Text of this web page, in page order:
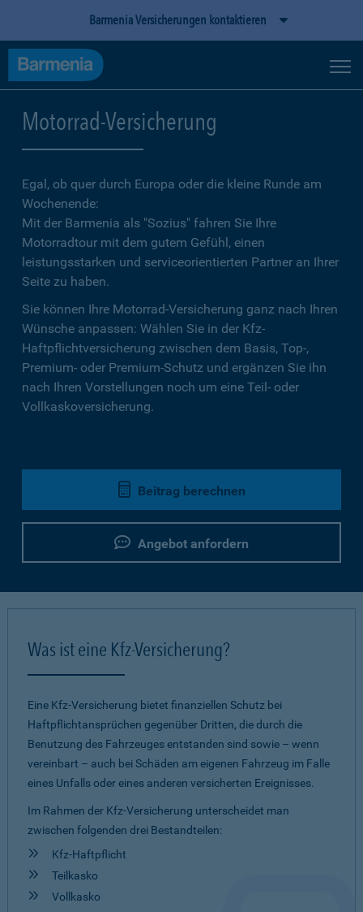
Barmenia Versicherungen kontaktieren
Motorrad-Versicherung
Egal, ob quer durch Europa oder die kleine Runde am
Wochenende:
Mit der Barmenia als "Sozius" fahren Sie Ihre
Motorradtour mit dem gutem Gefühl, einen
leistungsstarken und serviceorientierten Partner an Ihrer
Seite zu haben.
Sie können Ihre Motorrad-Versicherung ganz nach Ihren
Wünsche anpassen: Wählen Sie in der Kfz-
Haftpflichtversicherung zwischen dem Basis, Top-,
Premium- oder Premium-Schutz und ergänzen Sie ihn
nach Ihren Vorstellungen noch um eine Teil- oder
Vollkaskoversicherung.
Beitrag berechnen
Angebot anfordern
Was ist eine Kfz-Versicherung?
Eine Kfz-Versicherung bietet finanziellen Schutz bei
Haftpflichtansprüchen gegenüber Dritten, die durch die
Benutzung des Fahrzeuges entstanden sind sowie – wenn
vereinbart – auch bei Schäden am eigenen Fahrzeug im Falle
eines Unfalls oder eines anderen versicherten Ereignisses.
Im Rahmen der Kfz-Versicherung unterscheidet man
zwischen folgenden drei Bestandteilen:
Kfz-Haftpflicht
Teilkasko
Vollkasko